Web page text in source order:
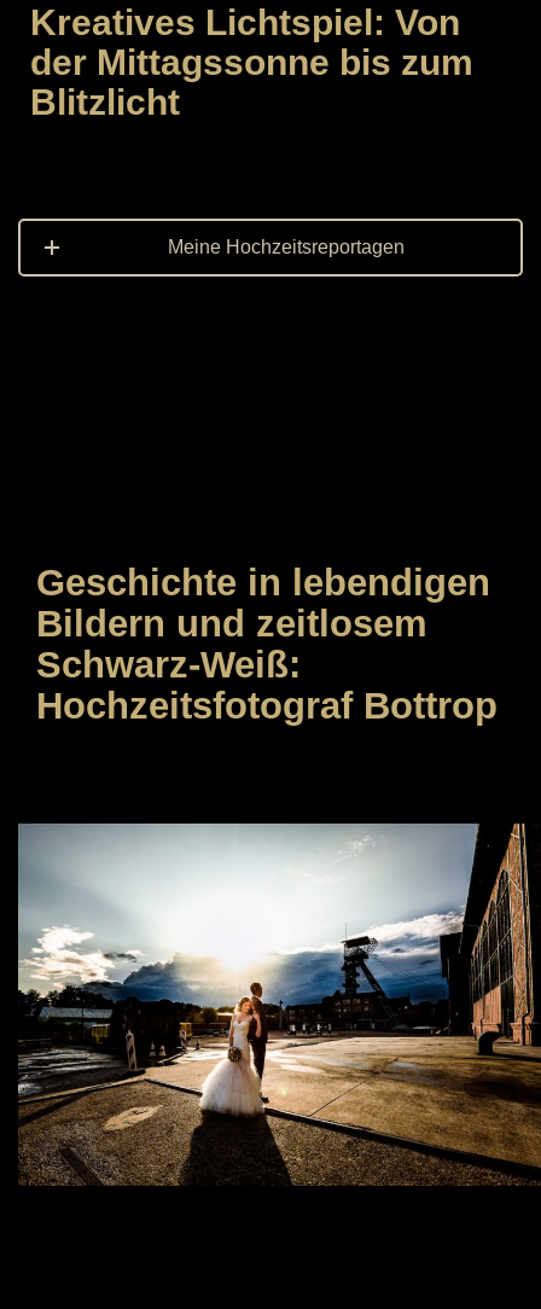
Kreatives Lichtspiel: Von
der Mittagssonne bis zum
Blitzlicht
Meine Hochzeitsreportagen
Geschichte in lebendigen
Bildern und zeitlosem
Schwarz-Weiß:
Hochzeitsfotograf Bottrop